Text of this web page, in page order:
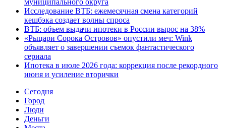
муниципального округа
Исследование ВТБ: ежемесячная смена категорий
кешбэка создает волны спроса
ВТБ: объем выдачи ипотеки в России вырос на 38%
«Рыцари Сорока Островов» опустили меч: Wink
объявляет о завершении съемок фантастического
сериала
Ипотека в июле 2026 года: коррекция после рекордного
июня и усиление вторички
Cегодня
Город
Люди
Деньги